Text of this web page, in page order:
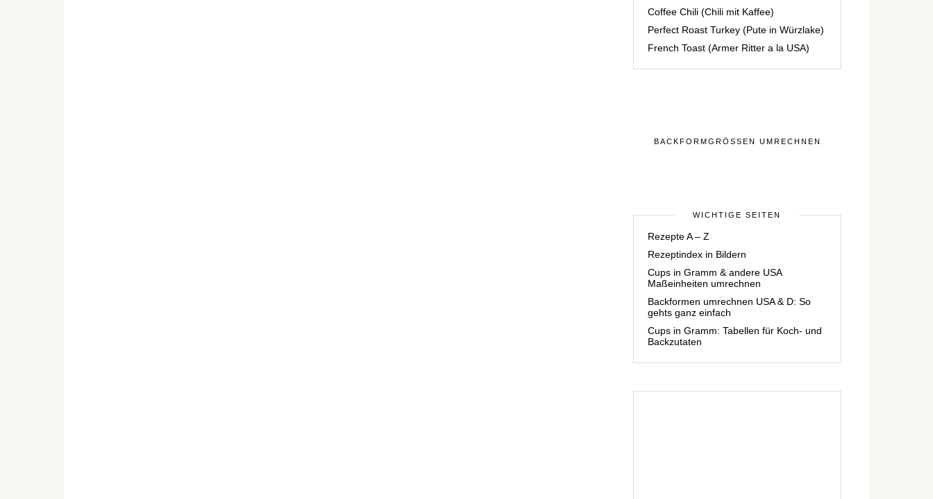
Coffee Chili (Chili mit Kaffee)
Perfect Roast Turkey (Pute in Würzlake)
French Toast (Armer Ritter a la USA)
BACKFORMGRÖSSEN UMRECHNEN
WICHTIGE SEITEN
Rezepte A – Z
Rezeptindex in Bildern
Cups in Gramm & andere USA
Maßeinheiten umrechnen
Backformen umrechnen USA & D: So
gehts ganz einfach
Cups in Gramm: Tabellen für Koch- und
Backzutaten